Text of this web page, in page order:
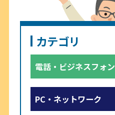
カテゴリ
電話・ビジネスフォン
PC・ネットワーク